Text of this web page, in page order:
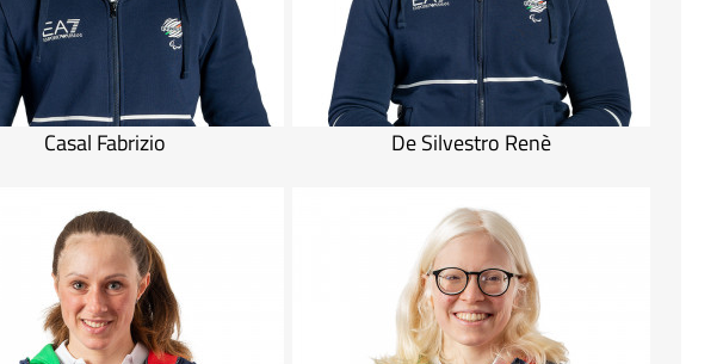
Casal Fabrizio De Silvestro Renè